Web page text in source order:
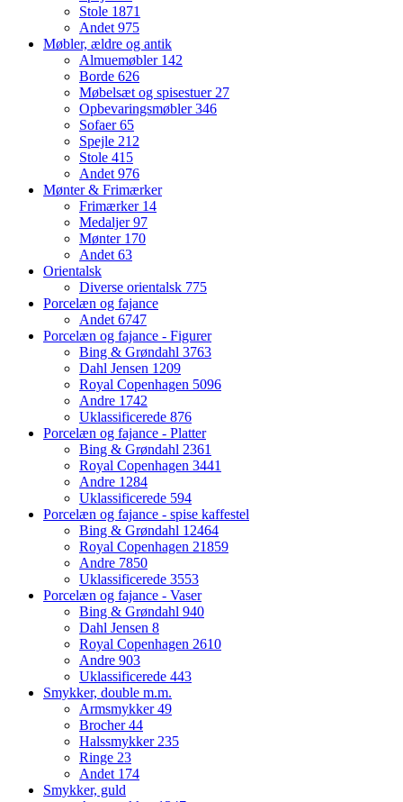
Stole 1871
Andet 975
Møbler, ældre og antik
Almuemøbler 142
Borde 626
Møbelsæt og spisestuer 27
Opbevaringsmøbler346
Sofaer65
Spejle 212
Stole 415
Andet 976
Mønter & Frimærker
Frimærker 14
Medaljer97
Mønter 170
Andet 63
Orientalsk
Diverse orientalsk 775
Porcelæn og fajance
Andet 6747
Porcelæn og fajance - Figurer
Bing & Grøndahl 3763
Dahl Jensen 1209
Royal Copenhagen 5096
Andre 1742
Uklassificerede 876
Porcelæn og fajance - Platter
Bing & Grøndahl 2361
Royal Copenhagen 3441
Andre 1284
Uklassificerede 594
Porcelæn og fajance - spise kaffestel
Bing & Grøndahl 12464
Royal Copenhagen 21859
Andre 7850
Uklassificerede 3553
Porcelæn og fajance - Vaser
Bing & Grøndahl 940
Dahl Jensen 8
Royal Copenhagen 2610
Andre 903
Uklassificerede 443
Smykker, double m.m.
Armsmykker49
Brocher44
Halssmykker 235
Ringe 23
Andet 174
Smykker, guld